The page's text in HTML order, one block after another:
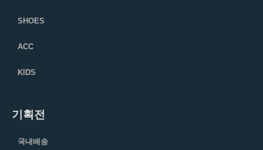
SHOES
ACC
KIDS
기획전
국내배송